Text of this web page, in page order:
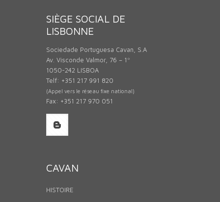
SIÈGE SOCIAL DE
LISBONNE
Sociedade Portuguesa Cavan, S.A
Av. Visconde Valmor, 76 – 1º
1050-242 LISBOA
Telf: +351 217 991 820
(Appel vers le réseau fixe national)
Fax: +351 217 970 051
CAVAN
HISTOIRE